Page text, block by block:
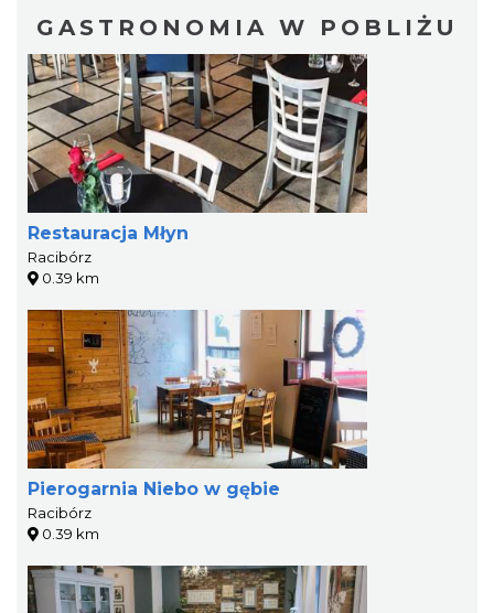
GASTRONOMIA W POBLIŻU
Restauracja Młyn
Racibórz
0.39 km
Pierogarnia Niebo w gębie
Racibórz
0.39 km